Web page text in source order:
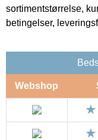
sortimentstørrelse,
betingelser,
Webshop